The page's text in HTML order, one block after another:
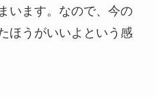
います。なので、今の
ほうがいいよという感